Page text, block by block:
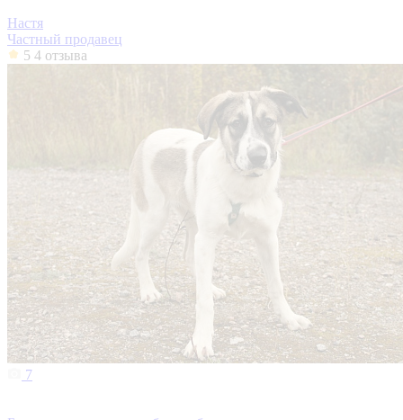
Настя
Частный продавец
5 4 отзыва
7